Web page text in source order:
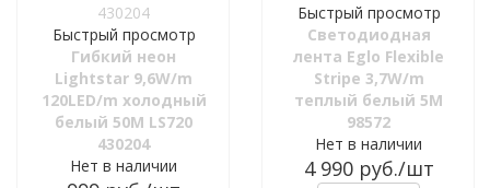
Быстрый просмотр
Гибкий неон
Lightstar 9,6W/m
120LED/m холодный
белый 50M LS720
430204
Нет в наличии
Быстрый просмотр
Светодиодная
лента Eglo Flexible
Stripe 3,7W/m
теплый белый 5M
98572
Нет в наличии
4 990руб./шт